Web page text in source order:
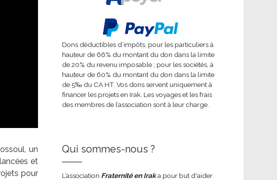
un
et
pour
Dons déductibles d’impôts, pour les particuliers à
hauteur de 66% du montant du don dans la limite
de 20% du revenu imposable ; pour les sociétés, à
hauteur de 60% du montant du don dans la limite
de 5‰ du CA HT. Vos dons servent uniquement à
financer les projets en Irak. Les voyages et les frais
des membres de l’association sont à leur charge.
Qui sommes-nous ?
L’association Fraternité en Iraka pour but d'aider